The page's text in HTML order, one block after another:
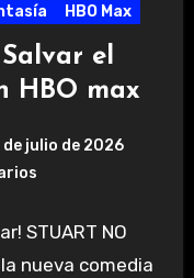
HBO Max
el
HBO max
de julio de 2026
STUART NO
la nueva comedia